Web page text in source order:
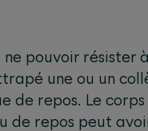
pouvoir résister
une ou un
de repos. Le
de repos peut